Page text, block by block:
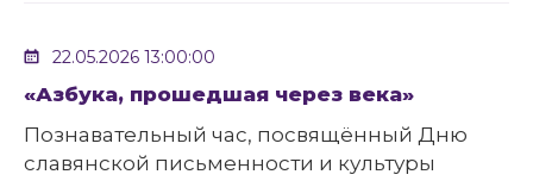
22.05.2026 13:00:00
«Азбука, прошедшая через века»
Познавательный час, посвящённый Дню
славянской письменности и культуры